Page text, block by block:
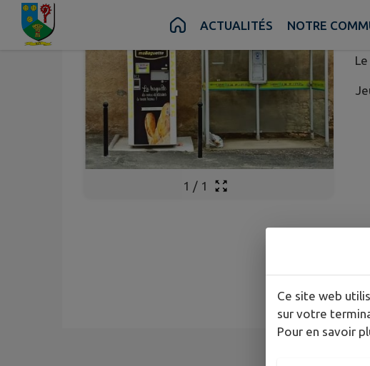
Contenu Recherche Pied de page
ACTUALITÉS NOTRE
1 / 1
Ce site web
sur votre
Pour en savoir